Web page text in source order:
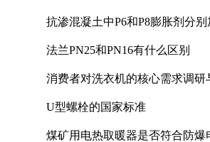
抗渗混凝土中P6和P8膨胀剂分
法兰PN25和PN16有什么区别
消费者对洗衣机的核心需求调研
U型螺栓的国家标准
煤矿用电热取暖器是否符合防爆